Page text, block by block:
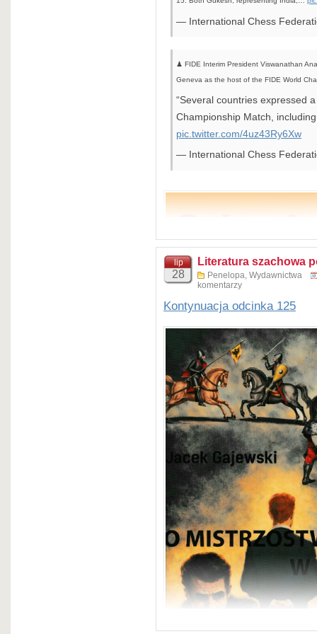
— International Chess
♟ FIDE Interim President Viswanathan
Geneva as the host of the FIDE World
“Several countries expressed
Championship Match,
pic.twitter.com/4uz43Ry6Xw
— International Chess
lip
28
Literatura szachowa
Penelopa, Wydawnictwa
komentarzy
Kontynuacja odcinka 125